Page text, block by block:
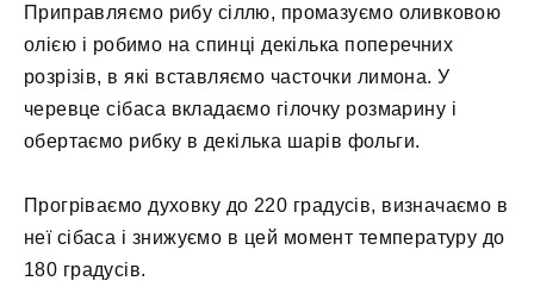
Приправляємо рибу сіллю, промазуємо оливковою
олією і робимо на спинці декілька поперечних
розрізів, в які вставляємо часточки лимона. У
черевце сібаса вкладаємо гілочку розмарину і
обертаємо рибку в декілька шарів фольги.
Прогріваємо духовку до 220 градусів, визначаємо в
неї сібаса і знижуємо в цей момент температуру до
180 градусів.